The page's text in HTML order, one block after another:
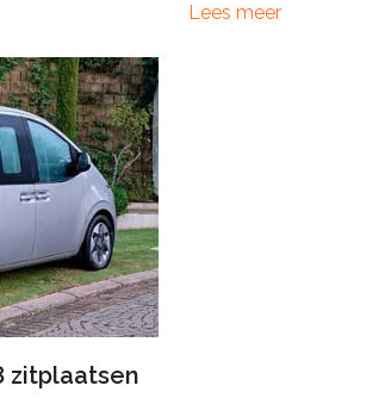
Lees meer
zitplaatsen